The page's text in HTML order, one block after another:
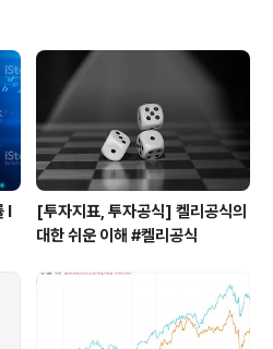
하였습니다. 총 11
고 2개 업종이보합
보험, 전기가스업,
락업종에서는 운
[투자지표, 투자공식] 켈리공식의
대한 쉬운 이해 #켈리공식